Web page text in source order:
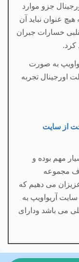
جزو موارد
عنوان نباید آن
خسارات جبران
کرد.
به صورت
اورجینال تجربه
از سایت
مهم بوده و
مجموعه
می دهیم که
آریواویپ به
می باشد ودارای